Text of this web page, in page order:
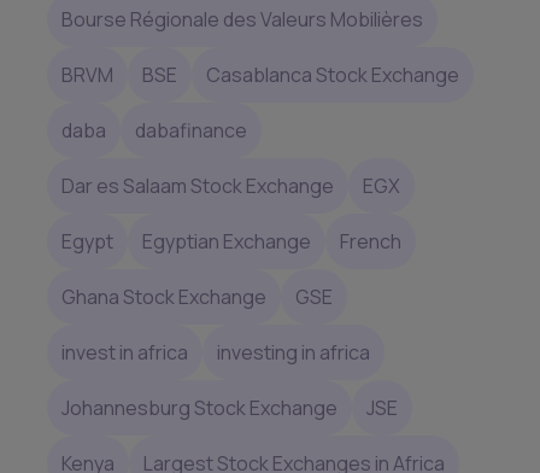
Bourse Régionale des Valeurs Mobilières
BRVM BSE Casablanca Stock Exchange
daba dabafinance
Dar es Salaam Stock Exchange EGX
Egypt Egyptian Exchange French
Ghana Stock Exchange GSE
invest in africa investing in africa
Johannesburg Stock Exchange JSE
Kenya Largest Stock Exchanges in Africa